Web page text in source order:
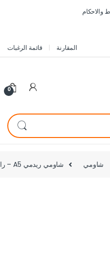
والاحكام
المقارنة
قائمة الرغبات
0
شاومي شاومي ريدمي A5 – رام 4 جيجا – مساحة 128 جيجا – دهبي